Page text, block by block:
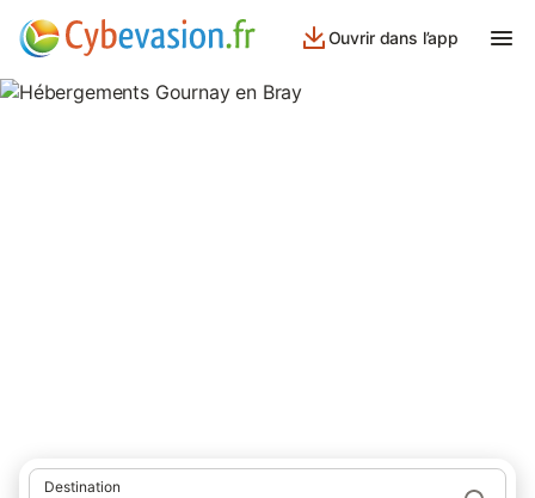
Ouvrir dans l’app
Destination